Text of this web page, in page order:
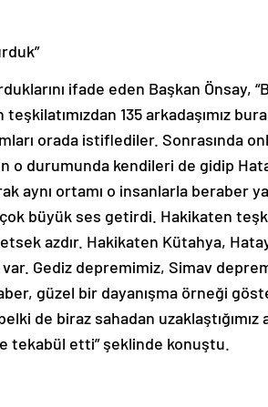
ifade eden Başkan Önsay,
135 arkadaşımız
orada istiflediler. Sonrasında
o durumunda kendileri de gidip
aynı ortamı o insanlarla beraber
büyük ses getirdi. Hakikaten
azdır. Hakikaten Kütahya,
Gediz depremimiz, Simav
güzel bir dayanışma örneği
de biraz sahadan uzaklaştığımız
tekabül etti” şeklinde konuştu.